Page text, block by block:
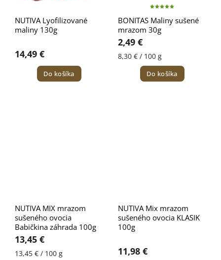
NUTIVA Lyofilizované
maliny 130g
14,49 €
Do košíka
BONITAS Maliny sušené
mrazom 30g
2,49 €
8,30 € / 100 g
Do košíka
NUTIVA MIX mrazom
sušeného ovocia
Babičkina záhrada 100g
13,45 €
13,45 € / 100 g
NUTIVA Mix mrazom
sušeného ovocia KLASIK
100g
11,98 €